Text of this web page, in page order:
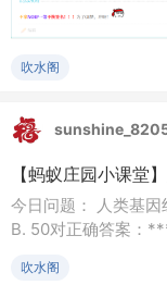
吹水阁
【蚂蚁庄园小课堂
今日问题： 人类基
B. 50对正确答案：
吹水阁